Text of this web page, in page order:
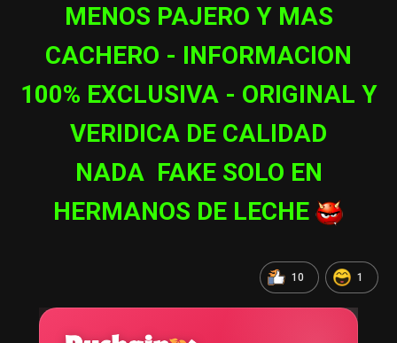
MENOS PAJERO Y MAS
CACHERO - INFORMACION
100% EXCLUSIVA - ORIGINAL Y
VERIDICA DE CALIDAD
NADA FAKE SOLO EN
HERMANOS DE LECHE
10 1